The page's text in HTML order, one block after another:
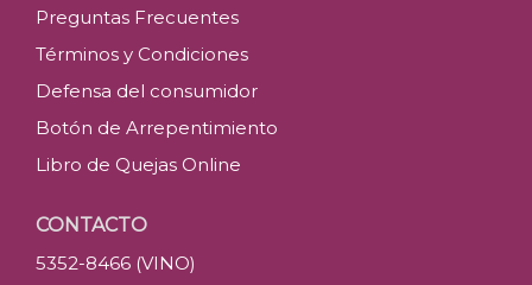
Preguntas Frecuentes
Términos y Condiciones
Defensa del consumidor
Botón de Arrepentimiento
Libro de Quejas Online
CONTACTO
5352-8466 (VINO)